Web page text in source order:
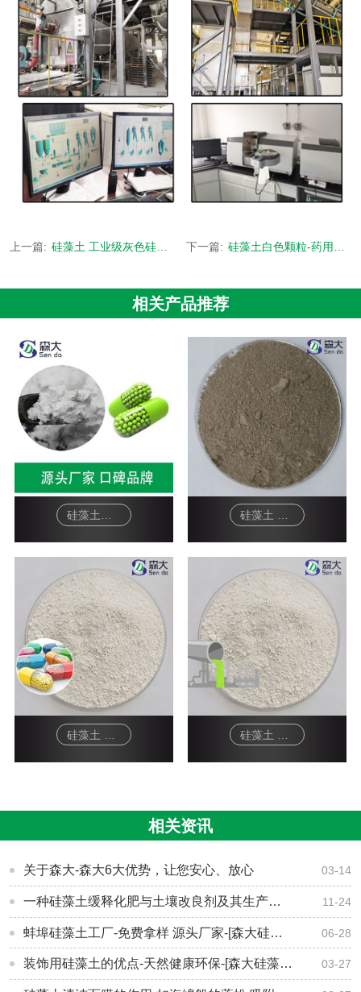
上一篇: 硅藻土 工业级灰色硅藻土 下一篇:
相关产品推荐
相关资讯
关于森大-森大6大优势，让您安心、放心 03-14
一种硅藻土缓释化肥与土壤改良剂及其生产方法 11-24
蚌埠硅藻土工厂-免费拿样 源头厂家-[森大硅藻土] 06-28
装饰用硅藻土的优点-天然健康环保-[森大硅藻土] 03-27